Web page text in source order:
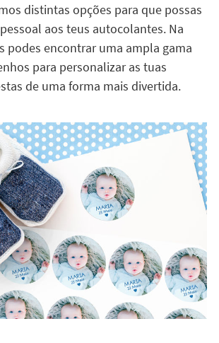
distintas opções para que possas
aos teus autocolantes. Na
podes encontrar uma ampla gama
para personalizar as tuas
de uma forma mais divertida.